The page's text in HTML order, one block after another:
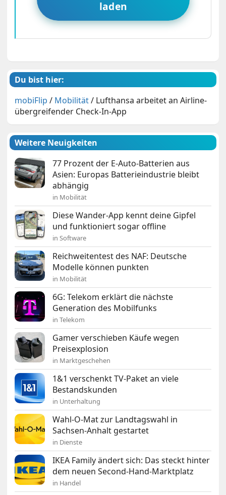
laden
Du bist hier:
mobiFlip / Mobilität/ Lufthansa arbeitet an Airline-
übergreifender Check-In-App
Weitere Neuigkeiten
77 Prozent der E-Auto-Batterien aus
Asien: Europas Batterieindustrie bleibt
abhängig
in Mobilität
Diese Wander-App kennt deine Gipfel
und funktioniert sogar offline
in Software
Reichweitentest des NAF: Deutsche
Modelle können punkten
in Mobilität
6G: Telekom erklärt die nächste
Generation des Mobilfunks
in Telekom
Gamer verschieben Käufe wegen
Preisexplosion
in Marktgeschehen
1&1 verschenkt TV-Paket an viele
Bestandskunden
in Unterhaltung
Wahl-O-Mat zur Landtagswahl in
Sachsen-Anhalt gestartet
in Dienste
IKEA Family ändert sich: Das steckt hinter
dem neuen Second-Hand-Marktplatz
in Handel